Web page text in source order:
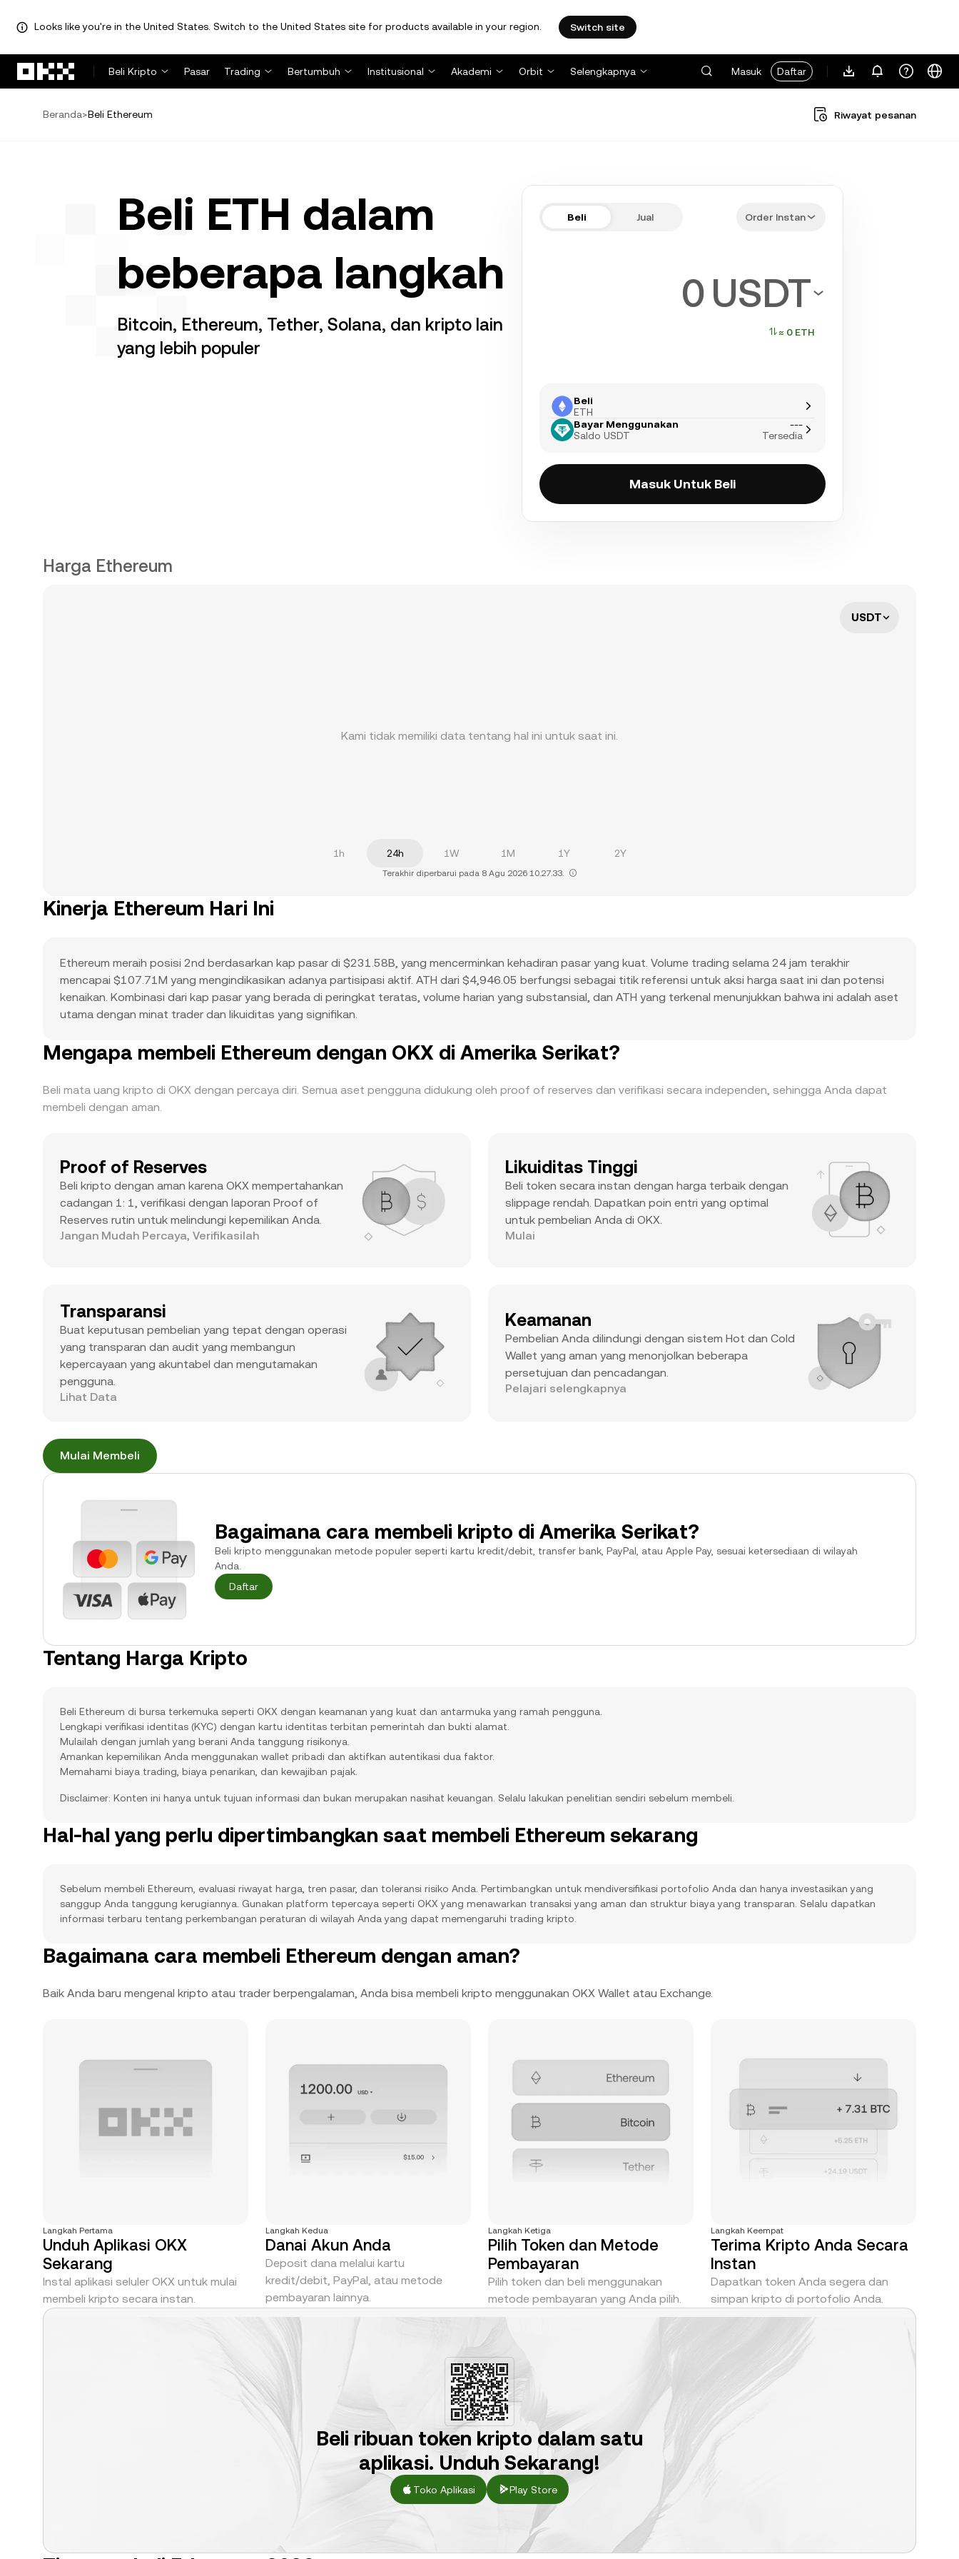
Looks like you're in the United States. Switch to the United States site for products available in your region. Switch site
Beli Kripto
Pasar Trading Bertumbuh Institusional Akademi Orbit Selengkapnya Masuk Daftar
Beranda>Beli Ethereum Riwayat pesanan
Beli ETH dalam
beberapa langkah
Bitcoin, Ethereum, Tether, Solana, dan kripto lain
yang lebih populer
Beli Jual Order Instan
USDT
≈ 0 ETH
Beli
ETH
Bayar Menggunakan
Saldo USDT
---
Tersedia
Masuk Untuk Beli
Harga Ethereum
USDT
Kami tidak memiliki data tentang hal ini untuk saat ini.
1h 24h 1W 1M 1Y 2Y
Terakhir diperbarui pada 8 Agu 2026 10.27.33.
Kinerja Ethereum Hari Ini
Ethereum meraih posisi 2nd berdasarkan kap pasar di $231.58B, yang mencerminkan kehadiran pasar yang kuat. Volume trading selama 24 jam terakhir
mencapai $107.71M yang mengindikasikan adanya partisipasi aktif. ATH dari $4,946.05 berfungsi sebagai titik referensi untuk aksi harga saat ini dan potensi
kenaikan. Kombinasi dari kap pasar yang berada di peringkat teratas, volume harian yang substansial, dan ATH yang terkenal menunjukkan bahwa ini adalah aset
utama dengan minat trader dan likuiditas yang signifikan.
Mengapa membeli Ethereum dengan OKX di Amerika Serikat?
Beli mata uang kripto di OKX dengan percaya diri. Semua aset pengguna didukung oleh proof of reserves dan verifikasi secara independen, sehingga Anda dapat
membeli dengan aman.
Proof of Reserves
Beli kripto dengan aman karena OKX mempertahankan
cadangan 1: 1, verifikasi dengan laporan Proof of
Reserves rutin untuk melindungi kepemilikan Anda.
Jangan Mudah Percaya, Verifikasilah
Likuiditas Tinggi
Beli token secara instan dengan harga terbaik dengan
slippage rendah. Dapatkan poin entri yang optimal
untuk pembelian Anda di OKX.
Mulai
Transparansi
Buat keputusan pembelian yang tepat dengan operasi
yang transparan dan audit yang membangun
kepercayaan yang akuntabel dan mengutamakan
pengguna.
Lihat Data
Keamanan
Pembelian Anda dilindungi dengan sistem Hot dan Cold
Wallet yang aman yang menonjolkan beberapa
persetujuan dan pencadangan.
Pelajari selengkapnya
Mulai Membeli
Bagaimana cara membeli kripto di Amerika Serikat?
Beli kripto menggunakan metode populer seperti kartu kredit/debit, transfer bank, PayPal, atau Apple Pay, sesuai ketersediaan di wilayah
Anda.
Daftar
Tentang Harga Kripto
Beli Ethereum di bursa terkemuka seperti OKX dengan keamanan yang kuat dan antarmuka yang ramah pengguna.
Lengkapi verifikasi identitas (KYC) dengan kartu identitas terbitan pemerintah dan bukti alamat.
Mulailah dengan jumlah yang berani Anda tanggung risikonya.
Amankan kepemilikan Anda menggunakan wallet pribadi dan aktifkan autentikasi dua faktor.
Memahami biaya trading, biaya penarikan, dan kewajiban pajak.
Disclaimer: Konten ini hanya untuk tujuan informasi dan bukan merupakan nasihat keuangan. Selalu lakukan penelitian sendiri sebelum membeli.
Hal-hal yang perlu dipertimbangkan saat membeli Ethereum sekarang
Sebelum membeli Ethereum, evaluasi riwayat harga, tren pasar, dan toleransi risiko Anda. Pertimbangkan untuk mendiversifikasi portofolio Anda dan hanya investasikan yang
sanggup Anda tanggung kerugiannya. Gunakan platform tepercaya seperti OKX yang menawarkan transaksi yang aman dan struktur biaya yang transparan. Selalu dapatkan
informasi terbaru tentang perkembangan peraturan di wilayah Anda yang dapat memengaruhi trading kripto.
Bagaimana cara membeli Ethereum dengan aman?
Baik Anda baru mengenal kripto atau trader berpengalaman, Anda bisa membeli kripto menggunakan OKX Wallet atau Exchange.
Langkah Pertama
Unduh Aplikasi OKX
Sekarang
Instal aplikasi seluler OKX untuk mulai
membeli kripto secara instan.
Langkah Kedua
Danai Akun Anda
Deposit dana melalui kartu
kredit/debit, PayPal, atau metode
pembayaran lainnya.
Langkah Ketiga
Pilih Token dan Metode
Pembayaran
Pilih token dan beli menggunakan
metode pembayaran yang Anda pilih.
Langkah Keempat
Terima Kripto Anda Secara
Instan
Dapatkan token Anda segera dan
simpan kripto di portofolio Anda.
Beli ribuan token kripto dalam satu
aplikasi. Unduh Sekarang!
Toko Aplikasi Play Store